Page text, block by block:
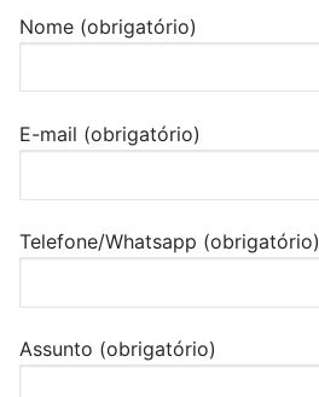
Nome (obrigatório)
E-mail (obrigatório)
Telefone/Whatsapp (obrigatório)
Assunto (obrigatório)